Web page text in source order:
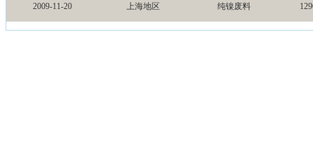
2009-11-20 上海地区 纯镍废料